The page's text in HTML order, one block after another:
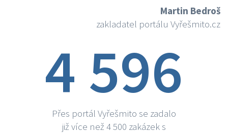
Martin Bedroš
zakladatel portálu Vyřešmito.cz
4 596
Přes portál Vyřešmito se zadalo
již více než 4 500 zakázek s